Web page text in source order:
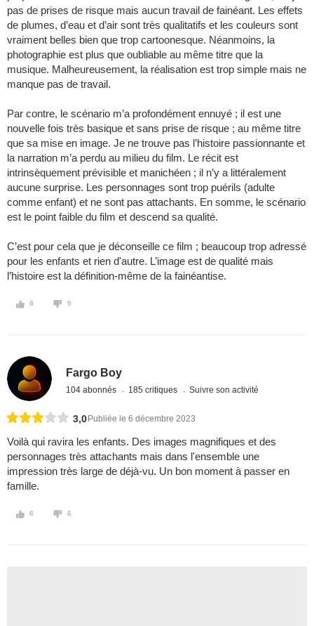
pas de prises de risque mais aucun travail de fainéant. Les effets
de plumes, d’eau et d’air sont très qualitatifs et les couleurs sont
vraiment belles bien que trop cartoonesque. Néanmoins, la
photographie est plus que oubliable au même titre que la
musique. Malheureusement, la réalisation est trop simple mais ne
manque pas de travail.
Par contre, le scénario m’a profondément ennuyé ; il est une
nouvelle fois très basique et sans prise de risque ; au même titre
que sa mise en image. Je ne trouve pas l’histoire passionnante et
la narration m’a perdu au milieu du film. Le récit est
intrinsèquement prévisible et manichéen ; il n’y a littéralement
aucune surprise. Les personnages sont trop puérils (adulte
comme enfant) et ne sont pas attachants. En somme, le scénario
est le point faible du film et descend sa qualité.
C’est pour cela que je déconseille ce film ; beaucoup trop adressé
pour les enfants et rien d'autre. L’image est de qualité mais
l’histoire est la définition-même de la fainéantise.
8 9
Fargo Boy
104 abonnés 185 critiques Suivre son activité
3,0 Publiée le 6 décembre 2023
Voilà qui ravira les enfants. Des images magnifiques et des
personnages très attachants mais dans l'ensemble une
impression très large de déjà-vu. Un bon moment à passer en
famille.
6 6